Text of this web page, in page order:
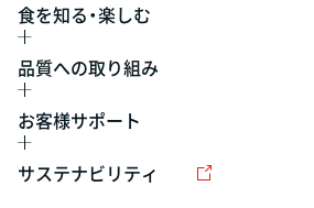
食を知る・楽しむ
品質への取り組み
お客様サポート
サステナビリティ